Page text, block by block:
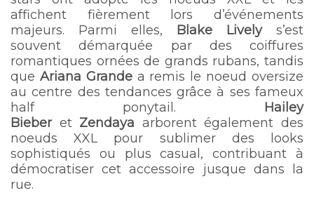
affichent fièrement lors d’événements
majeurs. Parmi elles, Blake Livelys’est
souvent démarquée par des coiffures
romantiques ornées de grands rubans, tandis
que Ariana Grandea remis le noeud oversize
au centre des tendances grâce à ses fameux
half ponytail. Hailey
Bieberet Zendaya arborent également des
noeuds XXL pour sublimer des looks
sophistiqués ou plus casual, contribuant à
démocratiser cet accessoire jusque dans la
rue.